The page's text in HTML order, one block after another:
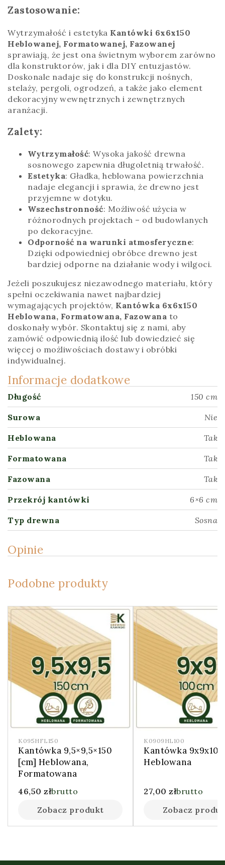
Zastosowanie:
Wytrzymałość i estetyka Kantówki 6x6x150
Heblowanej, Formatowanej, Fazowanej
sprawiają, że jest ona świetnym wyborem zarówno
dla konstruktorów, jak i dla DIY entuzjastów.
Doskonale nadaje się do konstrukcji nośnych,
stelaży, pergoli, ogrodzeń, a także jako element
dekoracyjny wewnętrznych i zewnętrznych
aranżacji.
Zalety:
Wytrzymałość: Wysoka jakość drewna
sosnowego zapewnia długoletnią trwałość.
Estetyka: Gładka, heblowana powierzchnia
nadaje elegancji i sprawia, że drewno jest
przyjemne w dotyku.
Wszechstronność: Możliwość użycia w
różnorodnych projektach – od budowlanych
po dekoracyjne.
Odporność na warunki atmosferyczne:
Dzięki odpowiedniej obróbce drewno jest
bardziej odporne na działanie wody i wilgoci.
Jeżeli poszukujesz niezawodnego materiału, który
spełni oczekiwania nawet najbardziej
wymagających projektów, Kantówka 6x6x150
Heblowana, Formatowana, Fazowana to
doskonały wybór. Skontaktuj się z nami, aby
zamówić odpowiednią ilość lub dowiedzieć się
więcej o możliwościach dostawy i obróbki
indywidualnej.
Informacje dodatkowe
Długość 150 cm
Surowa Nie
Heblowana Tak
Formatowana Tak
Fazowana Tak
Przekrój kantówki 6×6 cm
Typ drewna Sosna
Opinie
Podobne produkty
K095HFL150
Kantówka 9,5×9,5×150
[cm] Heblowana,
Formatowana
46,50 złbrutto
Zobacz produkt
K0909HL100
Kantówka
Heblowana
27,00 złbrutto
Zobacz